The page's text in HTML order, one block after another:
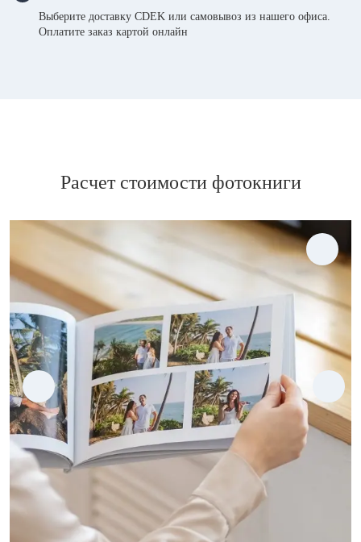
Выберите доставку CDEK или самовывоз из нашего офиса.
Оплатите заказ картой онлайн
Расчет стоимости фотокниги